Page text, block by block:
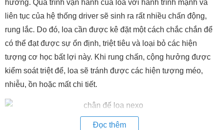
hưởng. Quá trình vận hành của loa với hành trình mạnh và
liên tục của hệ thống driver sẽ sinh ra rất nhiều chấn động,
rung lắc. Do đó, loa cần được kê đặt một cách chắc chắn để
có thể đạt được sự ổn định, triệt tiêu và loại bỏ các hiện
tượng cơ học bất lợi này. Khi rung chấn, cộng hưởng được
kiểm soát triệt để, loa sẽ tránh được các hiện tượng méo,
nhiễu, ồn hoặc mất chi tiết.
Chân loa sẽ phải nhiều tác động do lực rung từ loa truyền
Đọc thêm